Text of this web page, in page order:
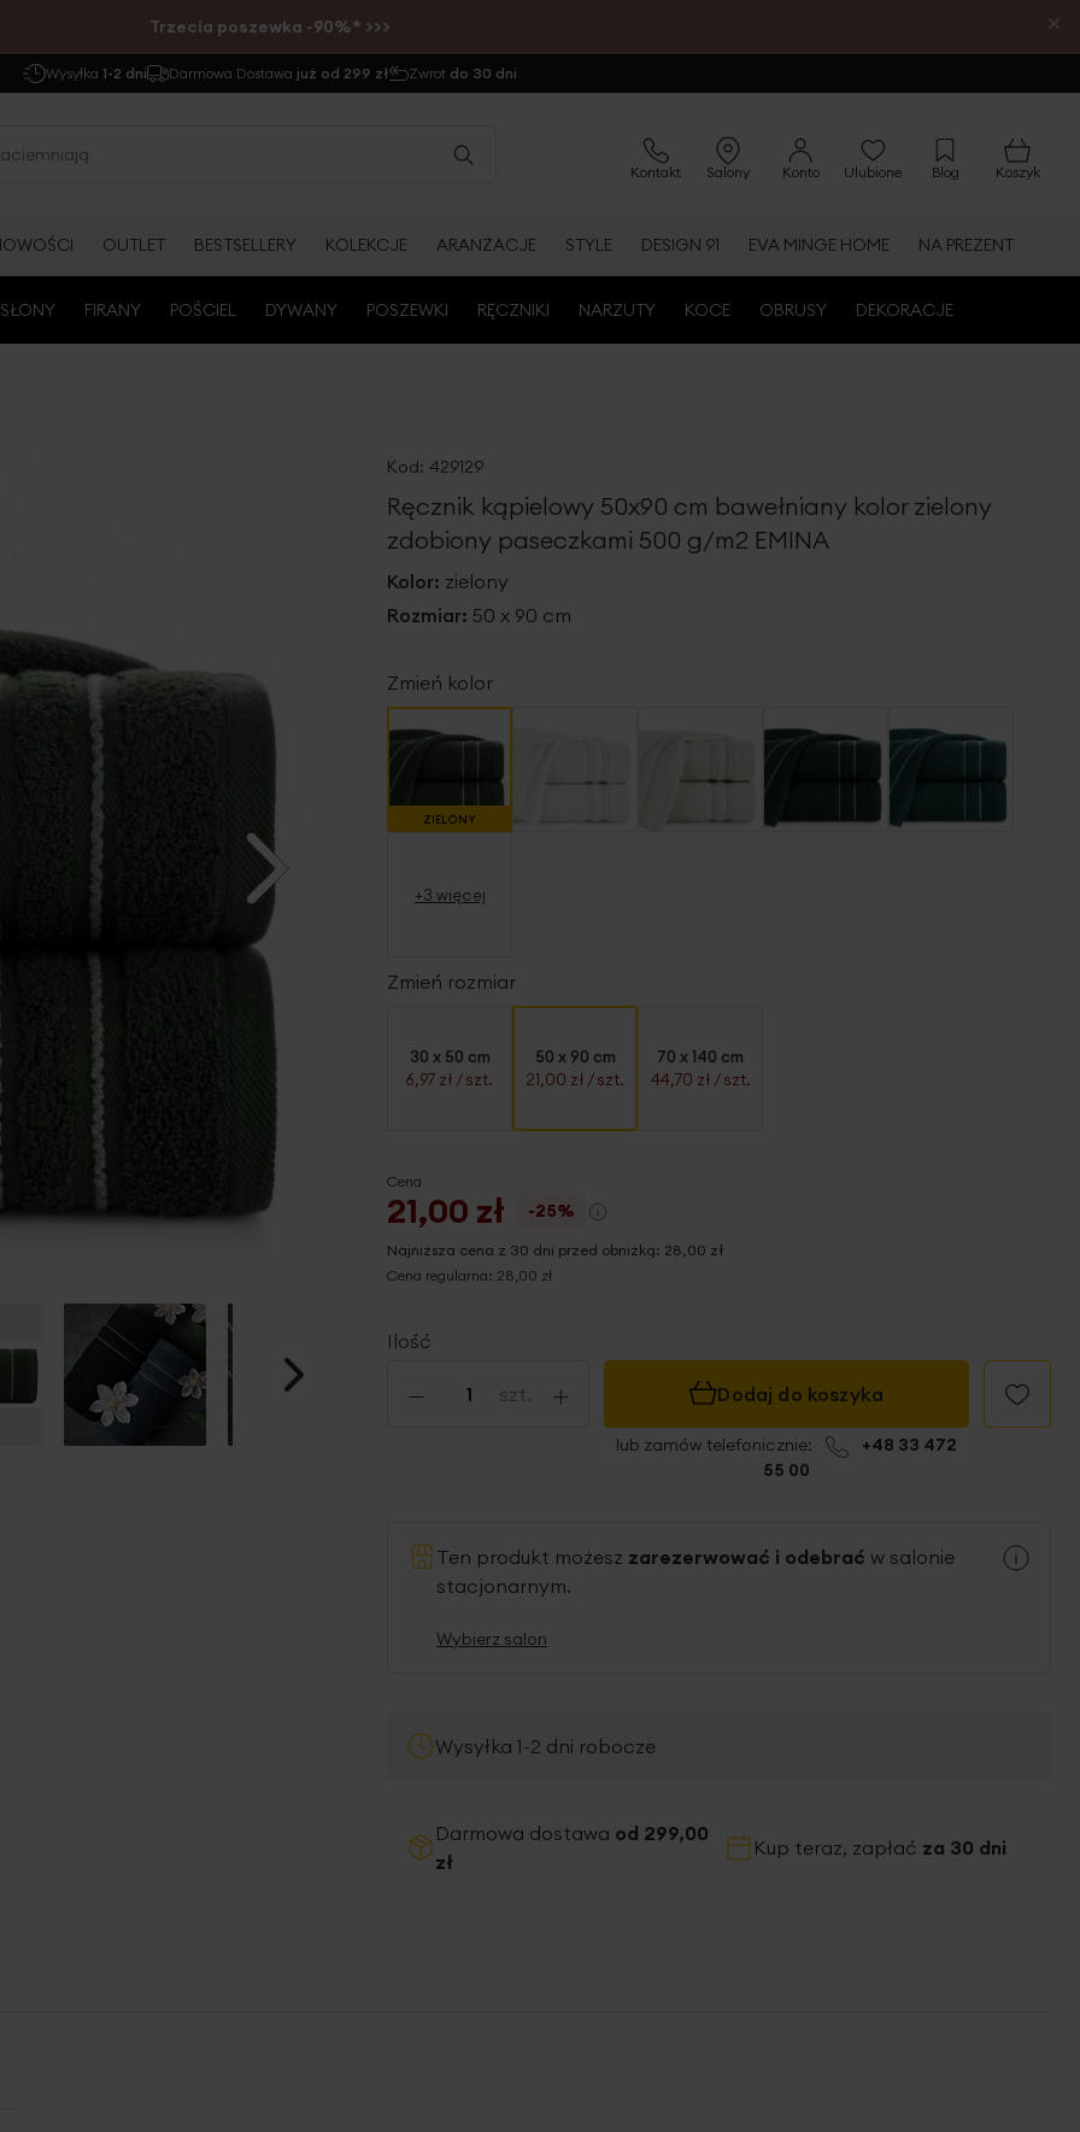
Trzecia poszewka -90%* >>> ×
Wysyłka 1-2 dni Darmowa Dostawa już od 299 zł Zwrot do 30 dni
Kontakt Salony Konto Ulubione Blog Koszyk
OUTLET BESTSELLERY KOLEKCJE ARANŻACJE STYLE DESIGN 91 EVA MINGE HOME NA PREZENT
FIRANY POŚCIEL DYWANY POSZEWKI RĘCZNIKI NARZUTY KOCE OBRUSY DEKORACJE
Kod: 429129
Ręcznik kąpielowy 50x90 cm bawełniany kolor zielony
zdobiony paseczkami 500 g/m2 EMINA
Kolor: zielony
Rozmiar: 50 x 90 cm
Zmień kolor
ZIELONY
+3 więcej
Zmień rozmiar
30 x 50 cm
6,97 zł / szt.
50 x 90 cm
21,00 zł / szt.
70 x 140 cm
44,70 zł / szt.
Ilość
- szt. +
Cena
21,00 zł -25%
Najniższa cena z 30 dni przed obniżką: 28,00 zł
Cena regularna: 28,00 zł
Dodaj do koszyka
lub zamów telefonicznie:
+48 33 472
55 00
Ten produkt możesz zarezerwować i odebrać w salonie
stacjonarnym.
Wybierz salon
Wysyłka 1-2 dni robocze
Darmowa dostawa od 299,00
zł
Kup teraz, zapłać za 30 dni